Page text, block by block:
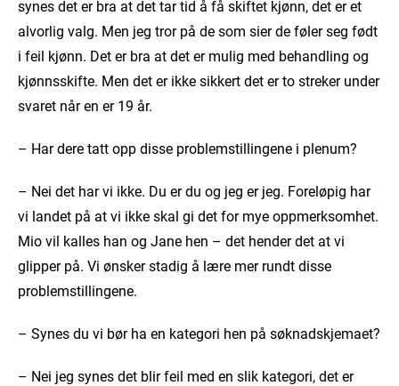
synes det er bra at det tar tid å få skiftet kjønn, det er et
alvorlig valg. Men jeg tror på de som sier de føler seg født
i feil kjønn. Det er bra at det er mulig med behandling og
kjønnsskifte. Men det er ikke sikkert det er to streker under
svaret når en er 19 år.
– Har dere tatt opp disse problemstillingene i plenum?
– Nei det har vi ikke. Du er du og jeg er jeg. Foreløpig har
vi landet på at vi ikke skal gi det for mye oppmerksomhet.
Mio vil kalles han og Jane hen – det hender det at vi
glipper på. Vi ønsker stadig å lære mer rundt disse
problemstillingene.
– Synes du vi bør ha en kategori hen på søknadskjemaet?
– Nei jeg synes det blir feil med en slik kategori, det er